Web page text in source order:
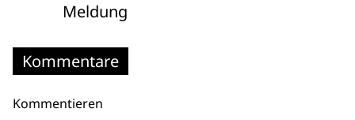
Meldung
Kommentare
Kommentieren